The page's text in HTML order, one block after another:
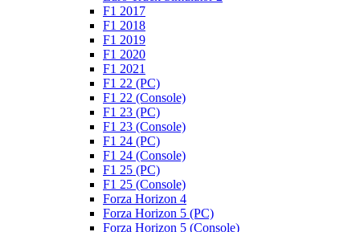
F1 2017
F1 2018
F1 2019
F1 2020
F1 2021
F1 22 (PC)
F1 22 (Console)
F1 23 (PC)
F1 23 (Console)
F1 24 (PC)
F1 24 (Console)
F1 25 (PC)
F1 25 (Console)
Forza Horizon 4
Forza Horizon 5 (PC)
Forza Horizon 5 (Console)